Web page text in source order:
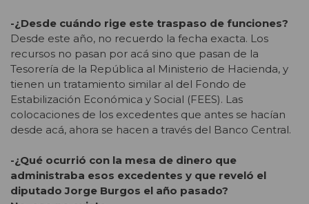
-¿Desde cuándo rige este traspaso de funciones?
Desde este año, no recuerdo la fecha exacta. Los
recursos no pasan por acá sino que pasan de la
Tesorería de la República al Ministerio de Hacienda, y
tienen un tratamiento similar al del Fondo de
Estabilización Económica y Social (FEES). Las
colocaciones de los excedentes que antes se hacían
desde acá, ahora se hacen a través del Banco Central.
-¿Qué ocurrió con la mesa de dinero que
administraba esos excedentes y que reveló el
diputado Jorge Burgos el año pasado?